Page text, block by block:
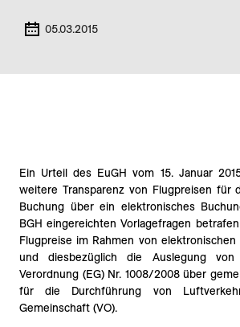
05.03.2015
Ein Urteil des EuGH vom 15. Januar
weitere Transparenz von Flugpreisen für
Buchung über ein elektronisches
BGH eingereichten Vorlagefragen
Flugpreise im Rahmen von
und diesbezüglich die Auslegung
Verordnung (EG) Nr. 1008/2008 über
für die Durchführung von
Gemeinschaft (VO).